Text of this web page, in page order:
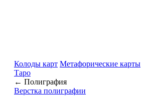
Колоды карт Метафорические карты
Таро
← Полиграфия
Верстка полиграфии